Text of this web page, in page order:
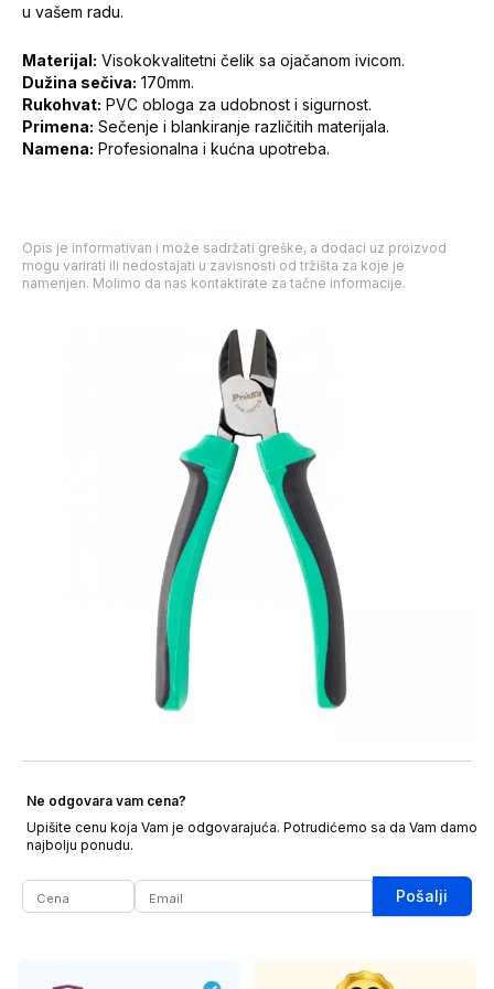
u vašem radu.
Materijal: Visokokvalitetni čelik sa ojačanom ivicom.
Dužina sečiva: 170mm.
Rukohvat: PVC obloga za udobnost i sigurnost.
Primena: Sečenje i blankiranje različitih materijala.
Namena: Profesionalna i kućna upotreba.
Opis je informativan i može sadržati greške, a dodaci uz proizvod
mogu varirati ili nedostajati u zavisnosti od tržišta za koje je
namenjen. Molimo da nas kontaktirate za tačne informacije.
Ne odgovara vam cena?
Upišite cenu koja Vam je odgovarajuća. Potrudićemo sa da Vam damo
najbolju ponudu.
Pošalji